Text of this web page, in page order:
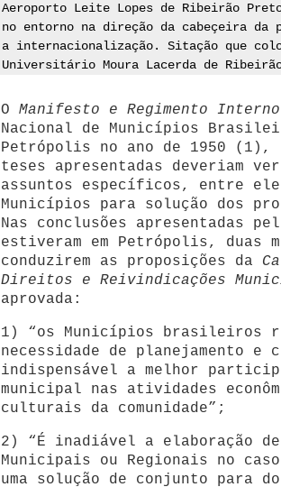
Aeroporto Leite Lopes de Ribeirão
no entorno na direção da cabeçeira da
a internacionalização. Sitação que
Universitário Moura Lacerda de
O Manifesto e Regimento Interno
Nacional de Municípios
Petrópolis no ano de 1950 (1),
teses apresentadas deveriam
assuntos específicos, entre
Municípios para solução dos
Nas conclusões apresentadas
estiveram em Petrópolis, duas
conduzirem as proposições da
Direitos e Reivindicações
aprovada:
1) “os Municípios brasileiros
necessidade de planejamento e
indispensável a melhor
municipal nas atividades
culturais da comunidade”;
2) “É inadiável a elaboração
Municipais ou Regionais no
uma solução de conjunto para